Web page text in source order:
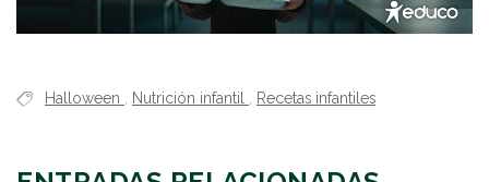
Halloween Nutrición infantil Recetas infantiles